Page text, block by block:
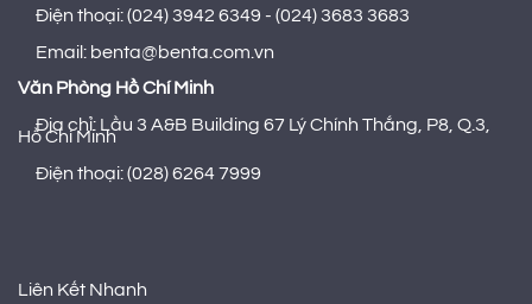
Điện thoại: (024) 3942 6349 - (024) 3683 3683
Email: benta@benta.com.vn
Văn Phòng Hồ Chí Minh
Địa chỉ: Lầu 3 A&B Building 67 Lý Chính Thắng, P8, Q.3,
Hồ Chí Minh
Điện thoại: (028) 6264 7999
Liên Kết Nhanh